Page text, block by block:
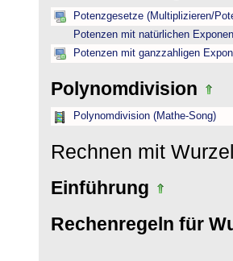
Potenzgesetze (Multiplizieren/
Potenzen mit natürlichen
Potenzen mit ganzzahligen
Polynomdivision
Polynomdivision (Mathe-Song)
Rechnen mit
Einführung
Rechenregeln für